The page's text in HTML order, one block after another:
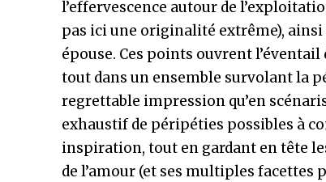
l’effervescence autour de
pas ici une originalité extrême), ainsi
épouse. Ces points ouvrent
tout dans un ensemble survolant la
regrettable impression qu’en
exhaustif de péripéties possibles à
inspiration, tout en gardant en tête
de l’amour (et ses multiples facettes